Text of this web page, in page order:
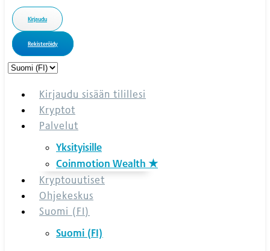
Kirjaudu
Rekisteröidy
Choose
languageKirjaudu sisään tilillesi
Kryptot
Palvelut
Yksityisille
Coinmotion Wealth ★
Kryptouutiset
Ohjekeskus
Suomi (FI)
Suomi (FI)